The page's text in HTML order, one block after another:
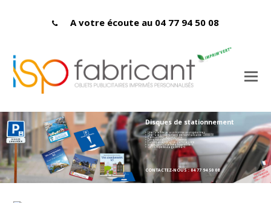
A votre écoute au 04 77 94 50 08
Disques de stationnement
> Une face bleue aux normes européennes
> Une face entièrement personnalisable OFFERTE
> Carton PEFC 400 microns
> Dimensions : 150 x 150 mmn
> Fabriqués en France dans la Loire
> Impression labellisée Imprim'vert
> OPTION pelliculage brillant
CONTACTEZ-NOUS : 04 77 94 50 08